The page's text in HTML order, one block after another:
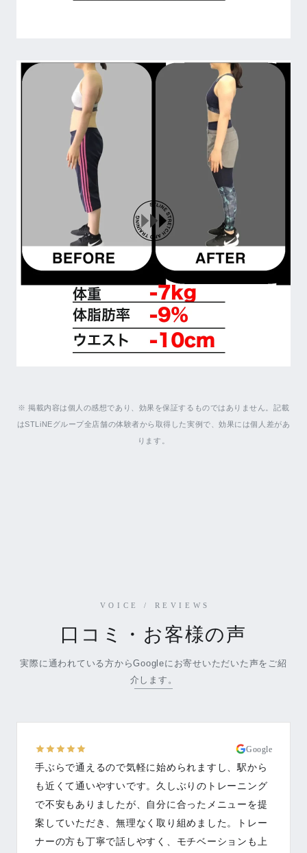
※ 掲載内容は個人の感想であり、効果を保証するものではありません。記載
はSTLiNEグループ全店舗の体験者から取得した実例で、効果には個人差があ
ります。
VOICE / REVIEWS
口コミ・お客様の声
実際に通われている方からGoogleにお寄せいただいた声をご紹
介します。
Google
手ぶらで通えるので気軽に始められますし、駅から
も近くて通いやすいです。久しぶりのトレーニング
で不安もありましたが、自分に合ったメニューを提
案していただき、無理なく取り組めました。トレー
ナーの方も丁寧で話しやすく、モチベーションも上